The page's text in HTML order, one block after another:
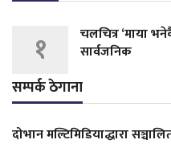
१
चलचित्र ‘माया
सार्वजनिक
सम्पर्क ठेगाना
दोभान मल्टिमिडियाद्धारा